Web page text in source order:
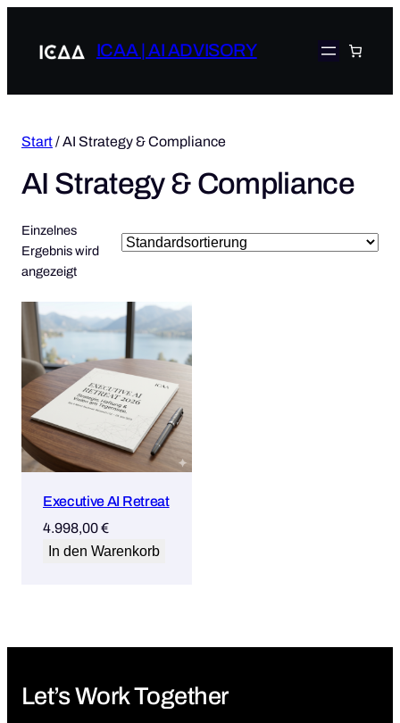
ICAA | AI ADVISORY
Start/ AI Strategy & Compliance
AI Strategy & Compliance
Einzelnes
Ergebnis wird
angezeigt
Executive AI Retreat
4.998,00€
In den Warenkorb
Let’s Work Together